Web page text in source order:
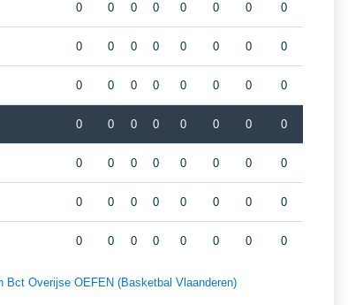
0 0 0 0 0 0 0 0
0 0 0 0 0 0 0 0
0 0 0 0 0 0 0 0
0 0 0 0 0 0 0 0
0 0 0 0 0 0 0 0
0 0 0 0 0 0 0 0
0 0 0 0 0 0 0 0
Bct Overijse OEFEN (Basketbal Vlaanderen)